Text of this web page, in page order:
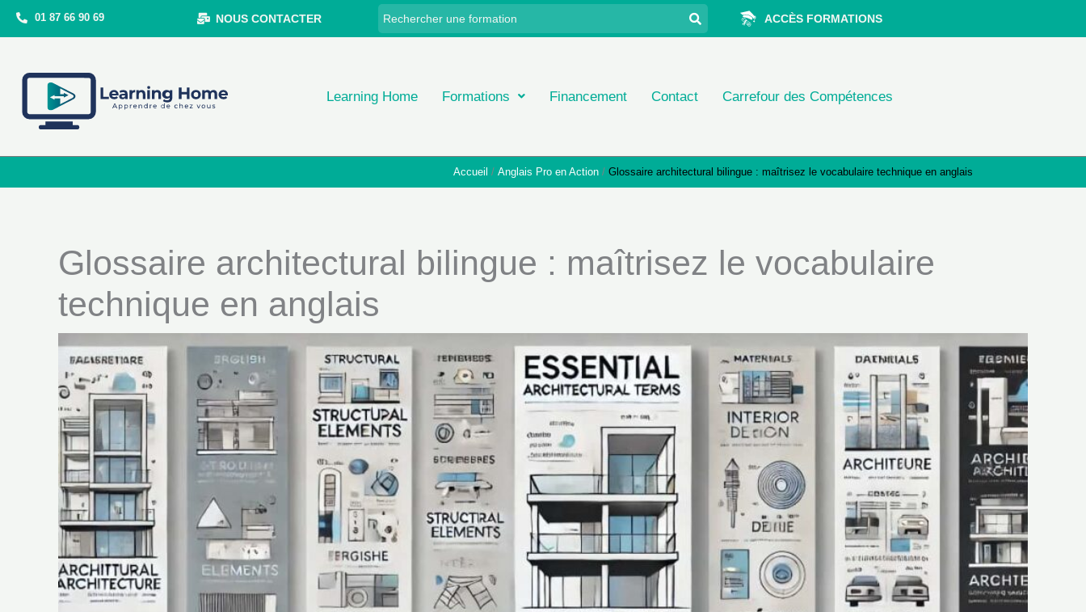
Aller
au
01 87 66 90 69 NOUS CONTACTER ACCÈS FORMATIONS
Learning Home Formations Financement Contact Carrefour des Compétences
Accueil Anglais Pro en Action Glossaire architectural bilingue : maîtrisez le vocabulaire technique en anglais
Glossaire architectural bilingue : maîtrisez le vocabulaire
technique en anglais